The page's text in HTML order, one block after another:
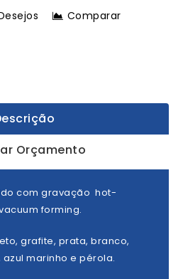
Comparar
Orçamento
com gravação hot-
forming.
grafite, prata, branco,
marinho e pérola.